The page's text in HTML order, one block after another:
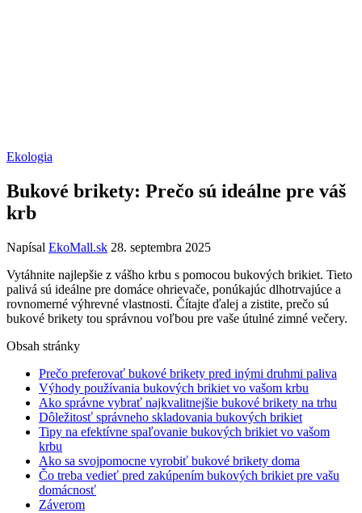
Ekologia
Bukové brikety: Prečo sú ideálne pre váš
krb
Napísal EkoMall.sk 28. septembra 2025
Vytáhnite najlepšie z vášho krbu ⁢s pomocou⁢ bukových brikiet. Tieto
palivá sú ideálne pre domáce‍ ohrievače, ponúkajúc dlhotrvajúce a
rovnomerné výhrevné ‍vlastnosti.⁣ Čítajte ďalej a zistite, ​prečo sú
bukové brikety tou správnou voľbou‍ pre vaše ⁤útulné zimné večery.
Obsah stránky
Prečo preferovať⁣ bukové brikety pred ⁤inými druhmi paliva
Výhody​ používania bukových brikiet vo‍ vašom krbu
Ako správne vybrať najkvalitnejšie bukové brikety ​na trhu
Dôležitosť správneho skladovania ‌bukových brikiet
Tipy na efektívne spaľovanie bukových ‍brikiet​ vo vašom
krbu
Ako sa svojpomocne vyrobiť​ bukové brikety doma
Čo​ treba vedieť‍ pred zakúpením bukových‌ brikiet‌ pre vašu⁤
domácnosť
Záverom